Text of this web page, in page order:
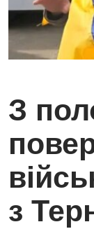
З
з